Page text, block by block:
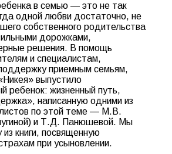
в семью — это не так
одной любви достаточно, не
собственного родительства
дорожками,
решения. В помощь
и специалистам,
приемным семьям,
выпустило
ребенок: жизненный путь,
написанную одними из
по этой теме — М.В.
и Т.Д. Панюшевой. Мы
из книги, посвященную
при усыновлении.